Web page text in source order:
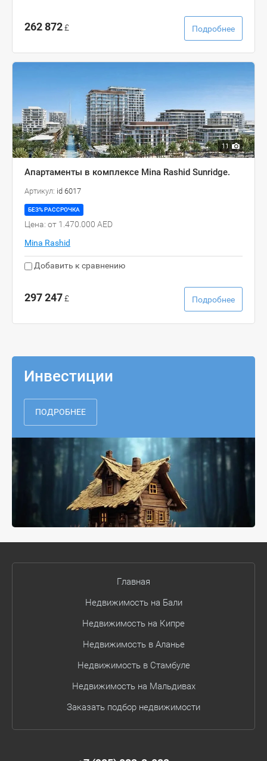
Инвестиции
ПОДРОБНЕЕ
262 872£ Подробнее
11
Апартаменты в комплексе Mina Rashid Sunridge.
Артикул: id 6017
БЕЗ% РАССРОЧКА
Цена: от 1.470.000 AED
Mina Rashid
Добавить к сравнению
297 247£ Подробнее
Главная
Недвижимость на Бали
Недвижимость на Кипре
Недвижимость в Аланье
Недвижимость в Стамбуле
Недвижимость на Мальдивах
Заказать подбор недвижимости